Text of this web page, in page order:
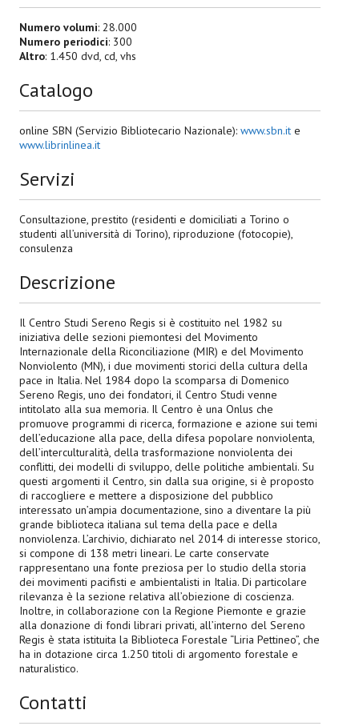
Numero volumi: 28.000
Numero periodici: 300
Altro: 1.450 dvd, cd, vhs
Catalogo
online SBN (Servizio Bibliotecario Nazionale): www.sbn.it e
www.librinlinea.it
Servizi
Consultazione, prestito (residenti e domiciliati a Torino o
studenti all’università di Torino), riproduzione (fotocopie),
consulenza
Descrizione
Il Centro Studi Sereno Regis si è costituito nel 1982 su
iniziativa delle sezioni piemontesi del Movimento
Internazionale della Riconciliazione (MIR) e del Movimento
Nonviolento (MN), i due movimenti storici della cultura della
pace in Italia. Nel 1984 dopo la scomparsa di Domenico
Sereno Regis, uno dei fondatori, il Centro Studi venne
intitolato alla sua memoria. Il Centro è una Onlus che
promuove programmi di ricerca, formazione e azione sui temi
dell’educazione alla pace, della difesa popolare nonviolenta,
dell’interculturalità, della trasformazione nonviolenta dei
conflitti, dei modelli di sviluppo, delle politiche ambientali. Su
questi argomenti il Centro, sin dalla sua origine, si è proposto
di raccogliere e mettere a disposizione del pubblico
interessato un’ampia documentazione, sino a diventare la più
grande biblioteca italiana sul tema della pace e della
nonviolenza. L’archivio, dichiarato nel 2014 di interesse storico,
si compone di 138 metri lineari. Le carte conservate
rappresentano una fonte preziosa per lo studio della storia
dei movimenti pacifisti e ambientalisti in Italia. Di particolare
rilevanza è la sezione relativa all’obiezione di coscienza.
Inoltre, in collaborazione con la Regione Piemonte e grazie
alla donazione di fondi librari privati, all’interno del Sereno
Regis è stata istituita la Biblioteca Forestale “Liria Pettineo”, che
ha in dotazione circa 1.250 titoli di argomento forestale e
naturalistico.
Contatti